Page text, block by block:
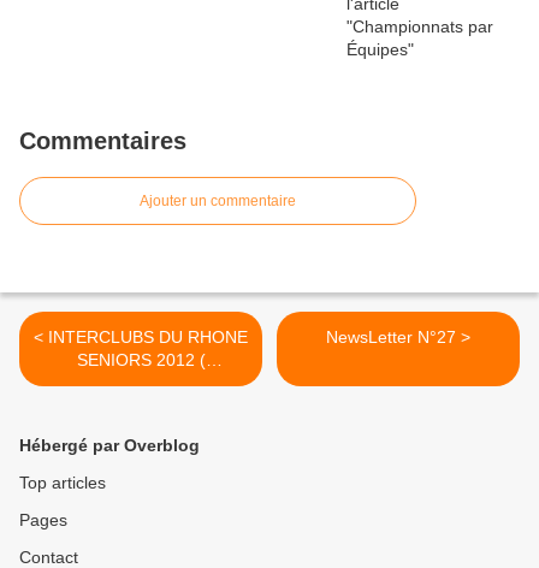
Commentaires
Ajouter un commentaire
< INTERCLUBS DU RHONE
SENIORS 2012 (
Règlement)
NewsLetter N°27 >
Hébergé par Overblog
Top articles
Pages
Contact